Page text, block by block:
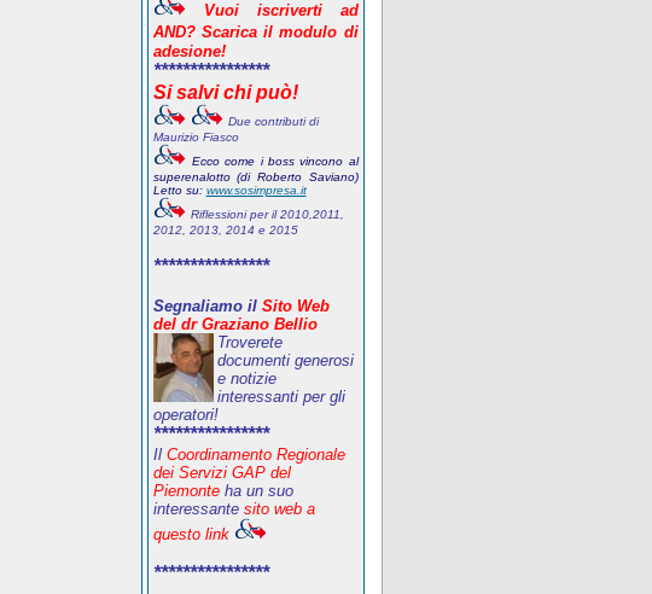
Vuoi iscriverti
ad
AND? Scarica il modulo di
adesione!
****************
Si salvi chi può!
Due contributi di
Maurizio Fiasco
Ecco come i boss vincono al
superenalotto (di Roberto Saviano)
Letto su: www.sosimpresa.it
Riflessioni per il 2010,2011,
2012, 2013, 2014 e 2015
****************
Segnaliamo il Sito Web
del dr Graziano Bellio
Troverete
documenti generosi
e notizie
interessanti per gli
operatori!
****************
Il Coordinamento Regionale
dei Servizi GAP del
Piemonteha un suo
interessante sito web a
questo link
****************